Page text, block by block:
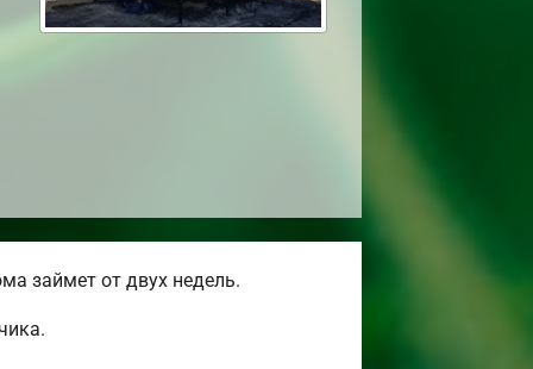
займет от двух недель.